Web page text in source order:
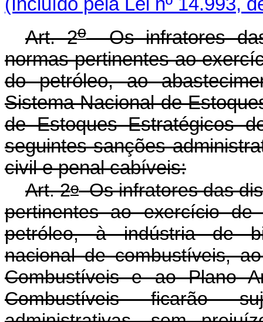
Art. 2oOs infratores
normas pertinentes ao
do petróleo, ao
Sistema Nacional de
de Estoques Estratégicos
seguintes sanções
civil e penal cabíveis:
Art. 2oOs infratores das
pertinentes ao exercício
petróleo, à indústria de
nacional de combustíveis,
Combustíveis e ao Plano
Combustíveis ficarão